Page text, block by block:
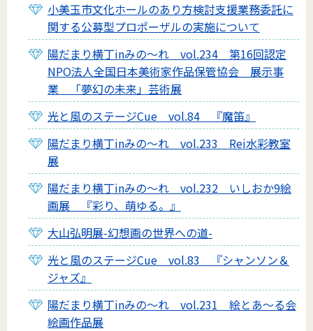
小美玉市文化ホールのあり方検討支援業務委託に
関する公募型プロポーザルの実施について
陽だまり横丁inみの～れ vol.234 第16回認定
NPO法人全国日本美術家作品保管協会 展示事
業 「夢幻の未来」芸術展
光と風のステージCue vol.84 『魔笛』
陽だまり横丁inみの～れ vol.233 Rei水彩教室
展
陽だまり横丁inみの～れ vol.232 いしおか9絵
画展 『彩り、萌ゆる。』
大山弘明展-幻想画の世界への道-
光と風のステージCue vol.83 『シャンソン＆
ジャズ』
陽だまり横丁inみの～れ vol.231 絵とあ～る会
絵画作品展